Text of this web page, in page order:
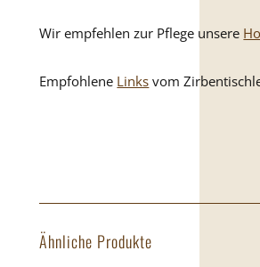
Wir empfehlen zur Pflege unsere
Empfohlene Links vom
Ähnliche Produkte